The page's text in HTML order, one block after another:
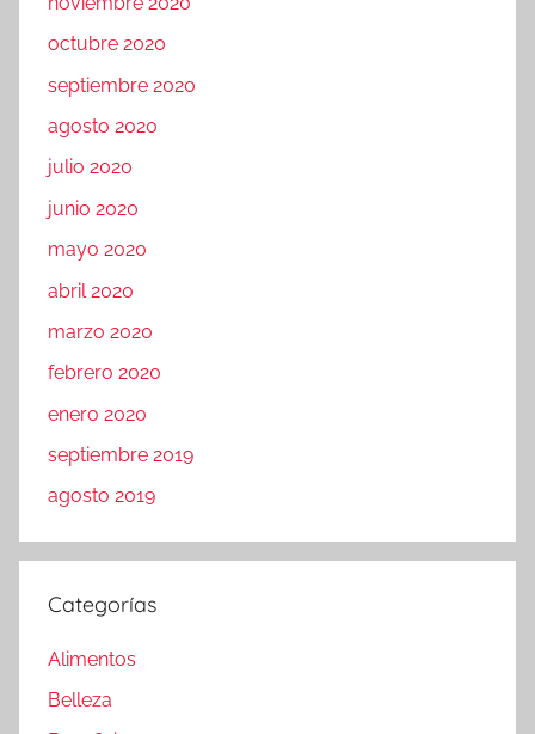
octubre 2020
septiembre 2020
agosto 2020
julio 2020
junio 2020
mayo 2020
abril 2020
marzo 2020
febrero 2020
enero 2020
septiembre 2019
agosto 2019
Categorías
Alimentos
Belleza